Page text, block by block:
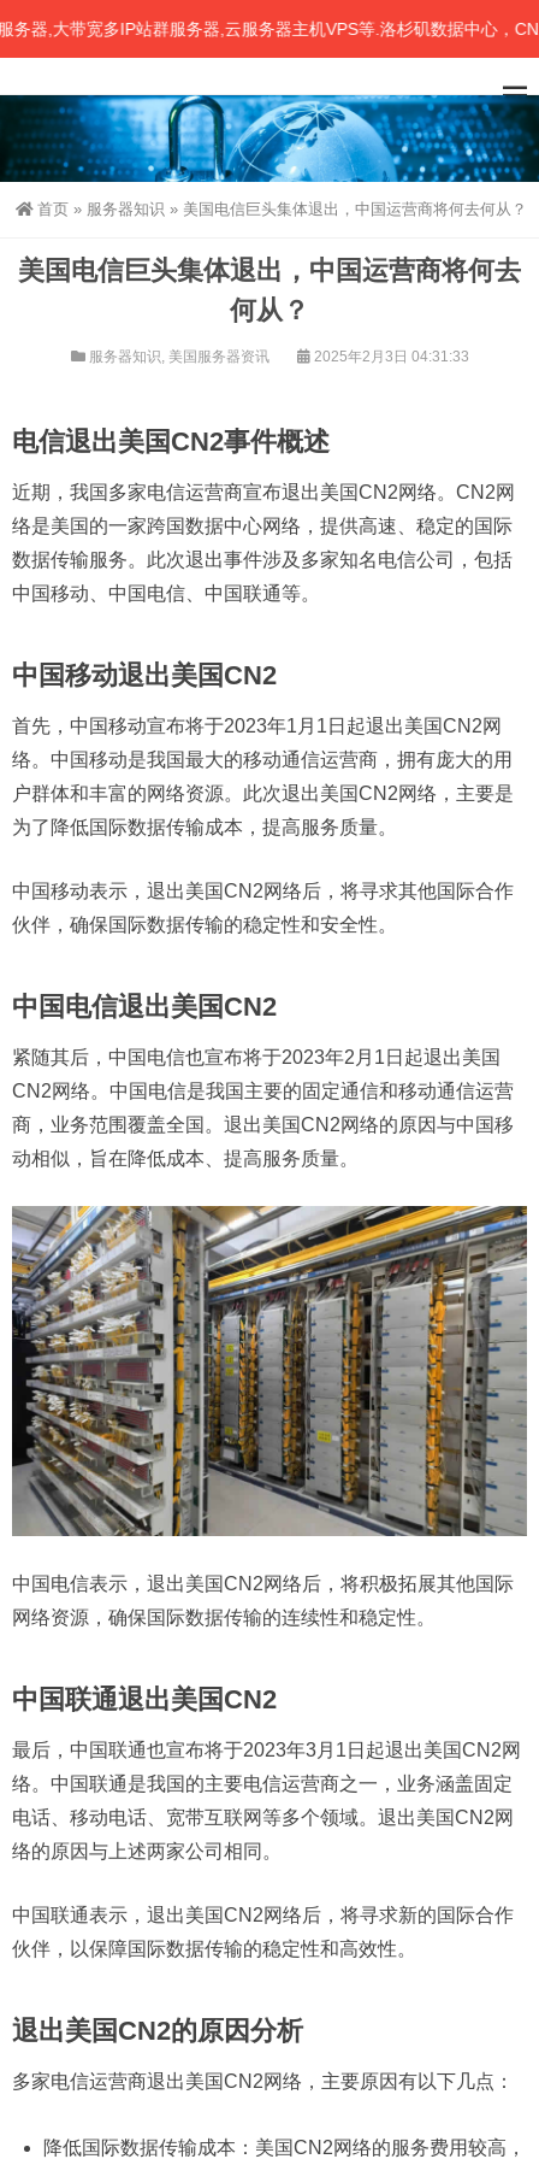
带宽多IP站群服务器,云服务器主机VPS等.洛杉矶数据中心，CN2、
首页 » 服务器知识 » 美国电信巨头集体退出，中国运营商将何去何从？
美国电信巨头集体退出，中国运营商将何去
何从？
服务器知识, 美国服务器资讯 2025年2月3日 04:31:33
电信退出美国CN2事件概述
近期，我国多家电信运营商宣布退出美国CN2网络。CN2网
络是美国的一家跨国数据中心网络，提供高速、稳定的国际
数据传输服务。此次退出事件涉及多家知名电信公司，包括
中国移动、中国电信、中国联通等。
中国移动退出美国CN2
首先，中国移动宣布将于2023年1月1日起退出美国CN2网
络。中国移动是我国最大的移动通信运营商，拥有庞大的用
户群体和丰富的网络资源。此次退出美国CN2网络，主要是
为了降低国际数据传输成本，提高服务质量。
中国移动表示，退出美国CN2网络后，将寻求其他国际合作
伙伴，确保国际数据传输的稳定性和安全性。
中国电信退出美国CN2
紧随其后，中国电信也宣布将于2023年2月1日起退出美国
CN2网络。中国电信是我国主要的固定通信和移动通信运营
商，业务范围覆盖全国。退出美国CN2网络的原因与中国移
动相似，旨在降低成本、提高服务质量。
中国电信表示，退出美国CN2网络后，将积极拓展其他国际
网络资源，确保国际数据传输的连续性和稳定性。
中国联通退出美国CN2
最后，中国联通也宣布将于2023年3月1日起退出美国CN2网
络。中国联通是我国的主要电信运营商之一，业务涵盖固定
电话、移动电话、宽带互联网等多个领域。退出美国CN2网
络的原因与上述两家公司相同。
中国联通表示，退出美国CN2网络后，将寻求新的国际合作
伙伴，以保障国际数据传输的稳定性和高效性。
退出美国CN2的原因分析
多家电信运营商退出美国CN2网络，主要原因有以下几点：
降低国际数据传输成本：美国CN2网络的服务费用较高，